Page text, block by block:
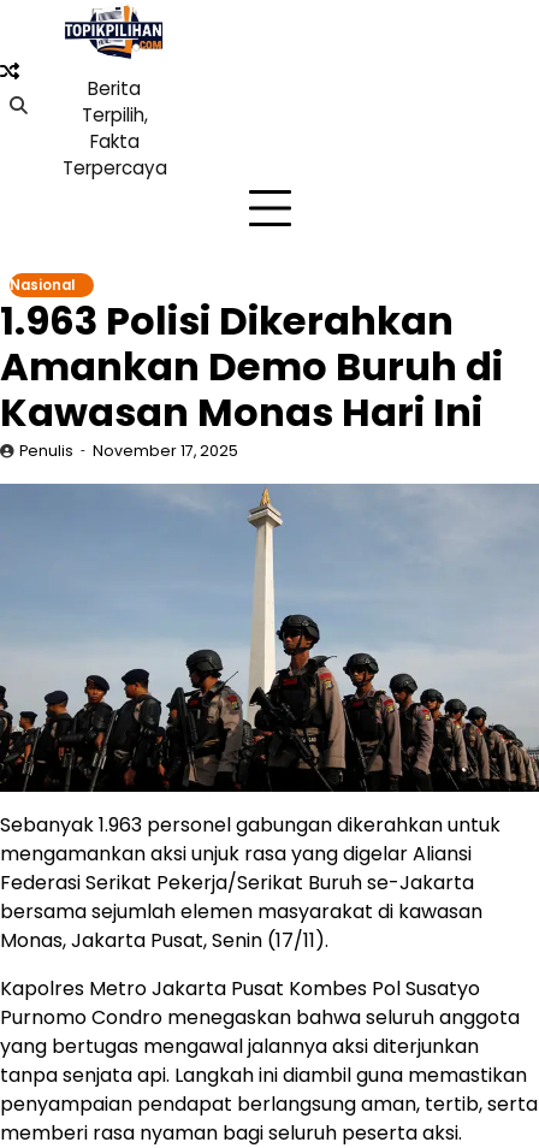
content
Berita
Terpilih,
Fakta
Terpercaya
Nasional
1.963 Polisi Dikerahkan
Amankan Demo Buruh di
Kawasan Monas Hari Ini
Penulis November 17, 2025
Sebanyak 1.963 personel gabungan dikerahkan untuk
mengamankan aksi unjuk rasa yang digelar Aliansi
Federasi Serikat Pekerja/Serikat Buruh se-Jakarta
bersama sejumlah elemen masyarakat di kawasan
Monas, Jakarta Pusat, Senin (17/11).
Kapolres Metro Jakarta Pusat Kombes Pol Susatyo
Purnomo Condro menegaskan bahwa seluruh anggota
yang bertugas mengawal jalannya aksi diterjunkan
tanpa senjata api. Langkah ini diambil guna memastikan
penyampaian pendapat berlangsung aman, tertib, serta
memberi rasa nyaman bagi seluruh peserta aksi.